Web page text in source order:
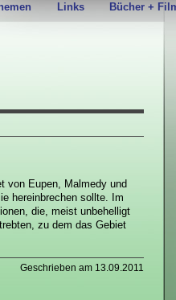
Links Bücher +
von Eupen, Malmedy und
hereinbrechen sollte. Im
die, meist unbehelligt
zu dem das Gebiet
Geschrieben am 13.09.2011